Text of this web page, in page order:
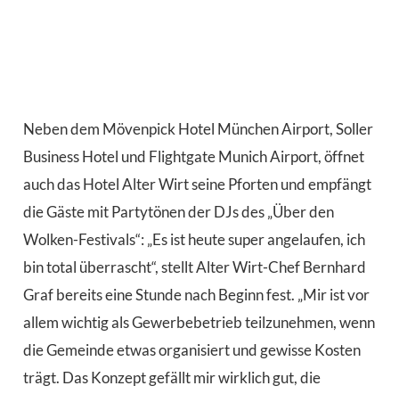
Neben dem Mövenpick Hotel München Airport, Soller
Business Hotel und Flightgate Munich Airport, öffnet
auch das Hotel Alter Wirt seine Pforten und empfängt
die Gäste mit Partytönen der DJs des „Über den
Wolken-Festivals“: „Es ist heute super angelaufen, ich
bin total überrascht“, stellt Alter Wirt-Chef Bernhard
Graf bereits eine Stunde nach Beginn fest. „Mir ist vor
allem wichtig als Gewerbebetrieb teilzunehmen, wenn
die Gemeinde etwas organisiert und gewisse Kosten
trägt. Das Konzept gefällt mir wirklich gut, die